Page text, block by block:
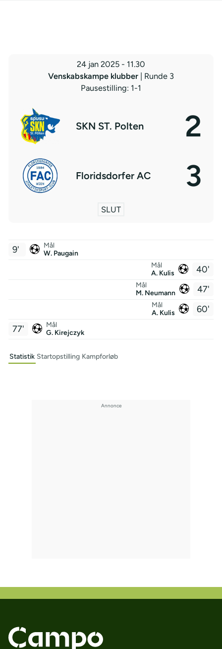
24 jan 2025 - 11.30
Venskabskampe klubber
| Runde 3
Pausestilling: 1-1
SKN ST. Polten 2
Floridsdorfer AC 3
SLUT
Mål
W. Paugain
9'
40'
Mål
A. Kulis
47'
Mål
M. Neumann
60'
Mål
A. Kulis
Mål
G. Kirejczyk
77'
Statistik Startopstilling Kampforløb